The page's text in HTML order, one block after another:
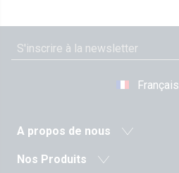
Français
A propos de nous
Actualité
Nos Produits